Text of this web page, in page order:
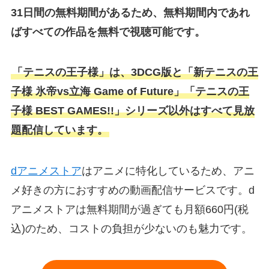
31日間の無料期間があるため、無料期間内であれ
ばすべての作品を無料で視聴可能です。
「テニスの王子様」は、3DCG版と「新テニスの王
子様 氷帝vs立海 Game of Future」「テニスの王
子様 BEST GAMES!!」シリーズ以外はすべて見放
題配信しています。
dアニメストアはアニメに特化しているため、アニ
メ好きの方におすすめの動画配信サービスです。d
アニメストアは無料期間が過ぎても月額660円(税
込)のため、コストの負担が少ないのも魅力です。